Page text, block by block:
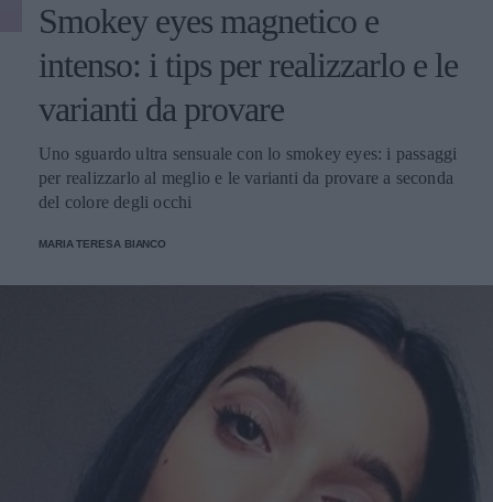
Smokey eyes magnetico e
intenso: i tips per realizzarlo e le
varianti da provare
Uno sguardo ultra sensuale con lo smokey eyes: i passaggi
per realizzarlo al meglio e le varianti da provare a seconda
del colore degli occhi
MARIA TERESA BIANCO